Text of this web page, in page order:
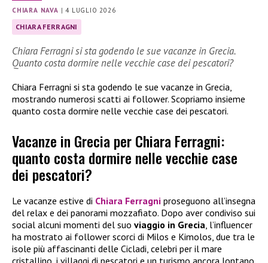
CHIARA NAVA |4 LUGLIO 2026
CHIARA FERRAGNI
Chiara Ferragni si sta godendo le sue vacanze in Grecia.
Quanto costa dormire nelle vecchie case dei pescatori?
Chiara Ferragni si sta godendo le sue vacanze in Grecia,
mostrando numerosi scatti ai follower. Scopriamo insieme
quanto costa dormire nelle vecchie case dei pescatori.
Vacanze in Grecia per Chiara Ferragni:
quanto costa dormire nelle vecchie case
dei pescatori?
Le vacanze estive di Chiara Ferragni proseguono all’insegna
del relax e dei panorami mozzafiato. Dopo aver condiviso sui
social alcuni momenti del suo viaggio in Grecia, l’influencer
ha mostrato ai follower scorci di Milos e Kimolos, due tra le
isole più affascinanti delle Cicladi, celebri per il mare